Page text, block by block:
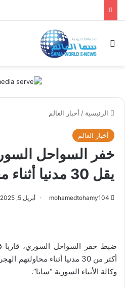
بحث عن
الرئيسية / أخبار العالم
أخبار العالم
خفر السواحل
يقل 30 مدنيا أثناء محاولتهم الهجرة
mohamedtohamy104 أبريل 5, 2025
ضبط خفر السواحل السوري، قاربا
أكثر من 30 مدنيا أثناء
وكالة الأنباء السورية “سانا”.